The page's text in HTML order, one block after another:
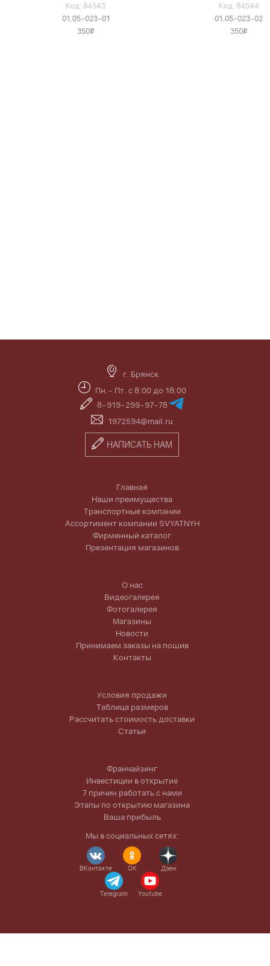
Код: 84543
01.05-023-01
350v
Код: 84544
01.05-023-02
350v
г. Брянск
Пн.- Пт. с 8:00 до 18:00
8-919-299-97-78
1972594@mail.ru
НАПИСАТЬ НАМ
Главная
Наши преимущества
Транспортные компании
Ассортимент компании SVYATNYH
Фирменный каталог
Презентация магазинов
О нас
Видеогалерея
Фотогалерея
Магазины
Новости
Принимаем заказы на пошив
Контакты
Условия продажи
Таблица размеров
Рассчитать стоимость доставки
Статьи
Франчайзинг
Инвестиции в открытие
7 причин работать с нами
Этапы по открытию магазина
Ваша прибыль
Мы в социальных сетях:
ВКонтакте OK Дзен
Telegram Youtube